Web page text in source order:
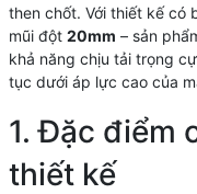
then chốt. Với thiết kế có
mũi đột 20mm – sản
khả năng chịu tải trọng
tục dưới áp lực cao của
1. Đặc điểm
thiết kế